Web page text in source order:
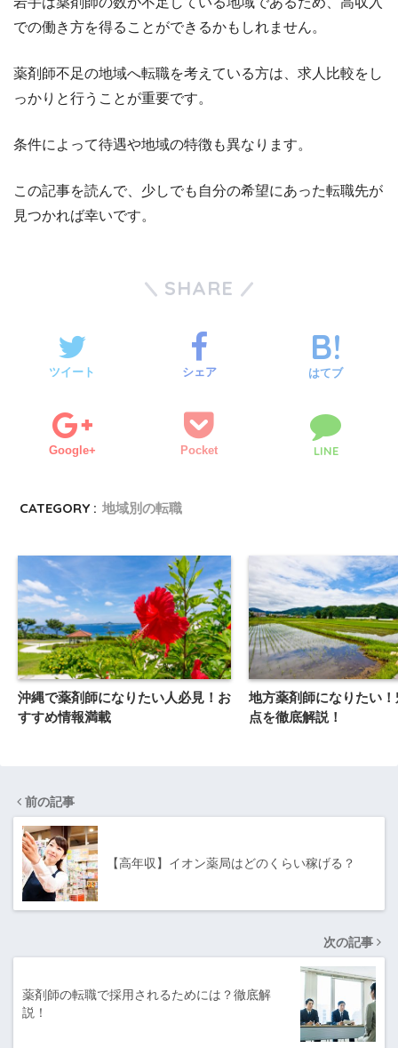
での働き方を得ることができるかもしれません。
薬剤師不足の地域へ転職を考えている方は、求人比較をし
っかりと行うことが重要です。
条件によって待遇や地域の特徴も異なります。
この記事を読んで、少しでも自分の希望にあった転職先が
見つかれば幸いです。
SHARE
ツイート シェア はてブ
Google+ Pocket LINE
CATEGORY : 地域別の転職
沖縄で薬剤師になりたい人必見！お
すすめ情報満載
地方薬剤師になりたい
点を徹底解説！
前の記事
【高年収】イオン薬局はどのくらい稼げる？
次の記事
薬剤師の転職で採用されるためには？徹底解
説！